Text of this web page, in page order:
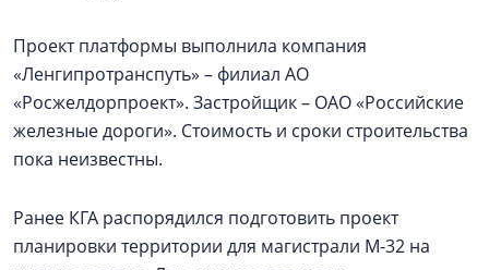
Проект платформы выполнила компания
«Ленгипротранспуть» – филиал АО
«Росжелдорпроект». Застройщик – ОАО «Российские
железные дороги». Стоимость и сроки строительства
пока неизвестны.
Ранее КГА распорядился подготовить проект
планировки территории для магистрали М-32 на